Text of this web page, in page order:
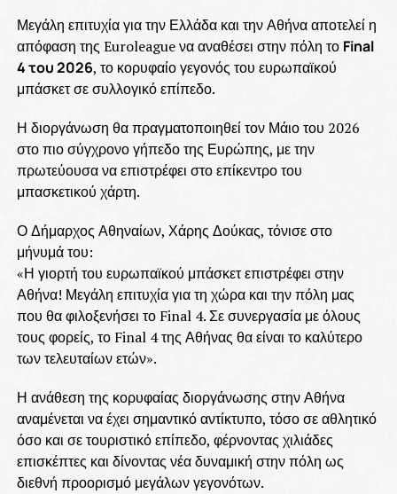
Μεγάλη επιτυχία για την Ελλάδα και την Αθήνα αποτελεί η
απόφαση της Euroleague να αναθέσει στην πόλη το Final
4 του 2026, το κορυφαίο γεγονός του ευρωπαϊκού
μπάσκετ σε συλλογικό επίπεδο.
Η διοργάνωση θα πραγματοποιηθεί τον Μάιο του 2026
στο πιο σύγχρονο γήπεδο της Ευρώπης, με την
πρωτεύουσα να επιστρέφει στο επίκεντρο του
μπασκετικού χάρτη.
Ο Δήμαρχος Αθηναίων, Χάρης Δούκας, τόνισε στο
μήνυμά του:
«Η γιορτή του ευρωπαϊκού μπάσκετ επιστρέφει στην
Αθήνα! Μεγάλη επιτυχία για τη χώρα και την πόλη μας
που θα φιλοξενήσει το Final 4. Σε συνεργασία με όλους
τους φορείς, το Final 4 της Αθήνας θα είναι το καλύτερο
των τελευταίων ετών».
Η ανάθεση της κορυφαίας διοργάνωσης στην Αθήνα
αναμένεται να έχει σημαντικό αντίκτυπο, τόσο σε αθλητικό
όσο και σε τουριστικό επίπεδο, φέρνοντας χιλιάδες
επισκέπτες και δίνοντας νέα δυναμική στην πόλη ως
διεθνή προορισμό μεγάλων γεγονότων.